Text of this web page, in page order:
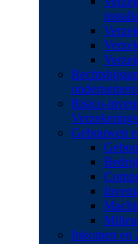
Risico-
Gebouwen
Inkomen en